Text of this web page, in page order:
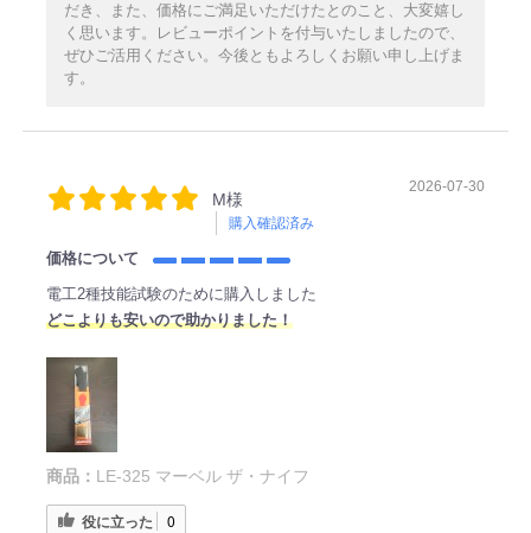
だき、また、価格にご満足いただけたとのこと、大変嬉し
く思います。レビューポイントを付与いたしましたので、
ぜひご活用ください。今後ともよろしくお願い申し上げま
す。
M様
購入確認済み
2026-07-30
価格について
電工2種技能試験のために購入しました
どこよりも安いので助かりました！
商品： LE-325 マーベル ザ・ナイフ
役に立った 0